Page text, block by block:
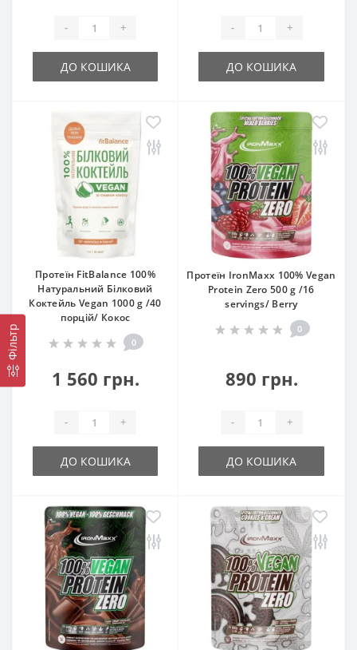
Фільтр
- +
ДО КОШИКА
- +
ДО КОШИКА
Протеїн FitBalance 100%
Натуральний Білковий
Коктейль Vegan 1000 g /40
порцій/ Кокос
0
1 560 грн.
- +
ДО КОШИКА
Протеїн IronMaxx 100% Vegan
Protein Zero 500 g /16
servings/ Berry
0
890 грн.
- +
ДО КОШИКА